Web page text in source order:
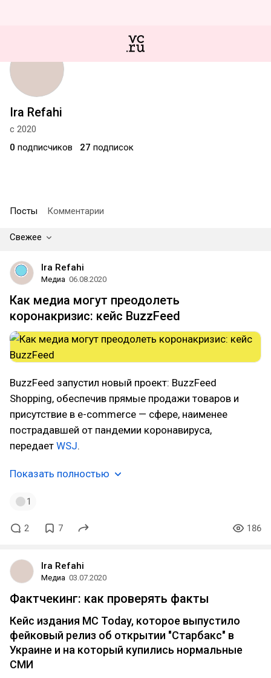
Ira Refahi
с 2020
0 подписчиков 27 подписок
Посты Комментарии
Свежее
Ira Refahi
Медиа 06.08.2020
Как медиа могут преодолеть
коронакризис: кейс BuzzFeed
BuzzFeed запустил новый проект: BuzzFeed
Shopping, обеспечив прямые продажи товаров и
присутствие в e-commerce — сфере, наименее
пострадавшей от пандемии коронавируса,
передает WSJ.
Показать полностью
1
2 7 186
Ira Refahi
Медиа 03.07.2020
Фактчекинг: как проверять факты
Кейс издания MC Today, которое выпустило
фейковый релиз об открытии "Старбакс" в
Украине и на который купились нормальные
СМИ